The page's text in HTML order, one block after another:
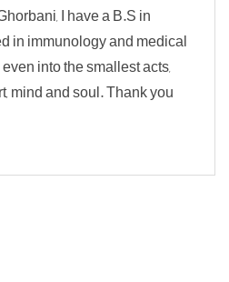
I have a B.S in
in immunology and medical
into the smallest acts,
mind and soul. Thank you